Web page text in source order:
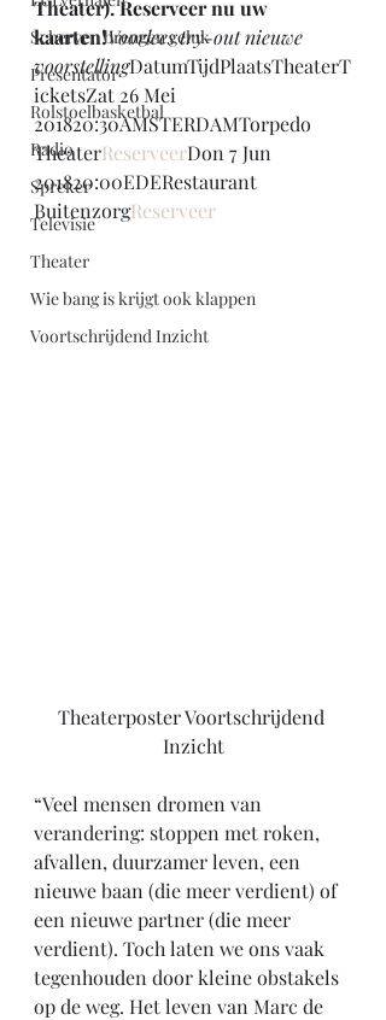
Scherven brengen geluk
Presentator
Rolstoelbasketbal
Radio
Spreker
Televisie
Theater
Wie bang is krijgt ook klappen
Voortschrijdend Inzicht
Theater). Reserveer nu uw
kaarten!Voorlees try-out nieuwe
voorstellingDatumTijdPlaatsTheaterT
icketsZat 26 Mei
201820:30AMSTERDAMTorpedo
TheaterReserveerDon 7 Jun
201820:00EDERestaurant
BuitenzorgReserveer
Theaterposter Voortschrijdend
Inzicht
“Veel mensen dromen van
verandering: stoppen met roken,
afvallen, duurzamer leven, een
nieuwe baan (die meer verdient) of
een nieuwe partner (die meer
verdient). Toch laten we ons vaak
tegenhouden door kleine obstakels
op de weg. Het leven van Marc de